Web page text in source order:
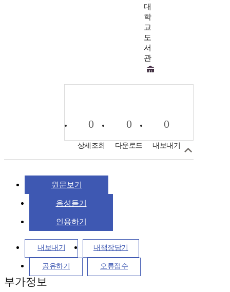
대
학
교
도
서
관
0
상세조회
0
다운로드
0
내보내기
원문보기
음성듣기
인용하기
내보내기 내책장담기
공유하기 오류접수
부가정보